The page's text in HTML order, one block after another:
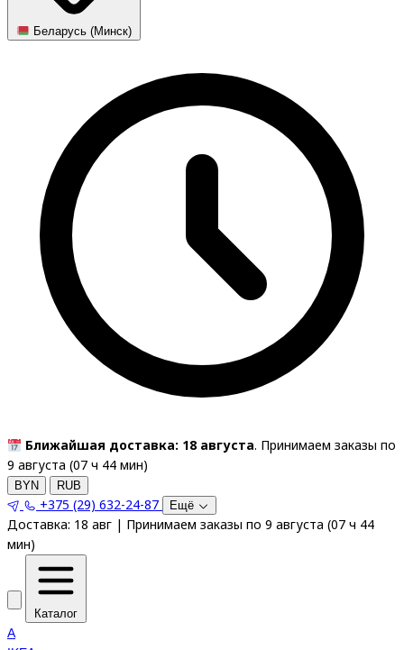
Беларусь (Минск)
Ближайшая доставка: 18 августа. Принимаем заказы по
9 августа (07 ч 44 мин)
BYN RUB
+375 (29) 632-24-87 Ещё
Доставка: 18 авг | Принимаем заказы по 9 августа (07 ч 44
мин)
Каталог
A